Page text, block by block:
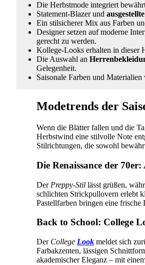
Die Herbstmode integriert
Statement-Blazer und
Ein stilsicherer Mix aus Farben
Designer setzen auf moderne
gerecht zu werden.
Kollege-Looks erhalten in dieser
Die Auswahl an
Gelegenheit.
Saisonale Farben und Materialien
Modetrends der
Wenn die Blätter fallen und die
Herbstwind eine stilvolle Note
Stilrichtungen, die sowohl
Die Renaissance der
Der Preppy-Stil lässt grüßen,
schlichten Strickpullovern erlebt
Pastellfarben bringen eine
Back to School: College
Der College Look meldet sich
Farbakzenten, lässigen
akademischer Eleganz – mit